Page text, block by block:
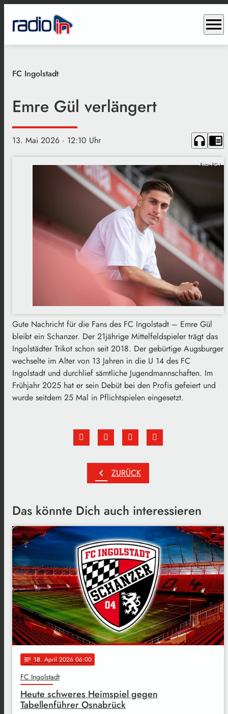
menu
FC Ingolstadt
Emre Gül verlängert
13. Mai 2026 · 12:10 Uhr headphones chrome_reader_mode
Foto: FC I
Gute Nachricht für die Fans des FC Ingolstadt – Emre Gül
bleibt ein Schanzer. Der 21jährige Mittelfeldspieler trägt das
Ingolstädter Trikot schon seit 2018. Der gebürtige Augsburger
wechselte im Alter von 13 Jahren in die U 14 des FC
Ingolstadt und durchlief sämtliche Jugendmannschaften. Im
Frühjahr 2025 hat er sein Debüt bei den Profis gefeiert und
wurde seitdem 25 Mal in Pflichtspielen eingesetzt.
chevron_left ZURÜCK
Das könnte Dich auch interessieren
notes 18. April 2026 06:00
FC Ingolstadt
Heute schweres Heimspiel gegen
Tabellenführer Osnabrück